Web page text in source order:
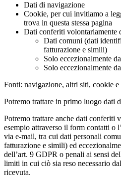
Dati di navigazione
Cookie, per cui invitiamo a
trova in questa stessa pagina
Dati conferiti volontariamente
Dati comuni (dati
fatturazione e simili)
Solo eccezionalmente
Solo eccezionalmente
Fonti: navigazione, altri siti, cookie
Potremo trattare in primo luogo dati
Potremo trattare anche dati conferiti
esempio attraverso il form contatti o
via e-mail, tra cui dati personali
fatturazione e simili) ed
dell’art. 9 GDPR o penali ai sensi
limiti in cui ciò sia reso necessario
ricevuta.